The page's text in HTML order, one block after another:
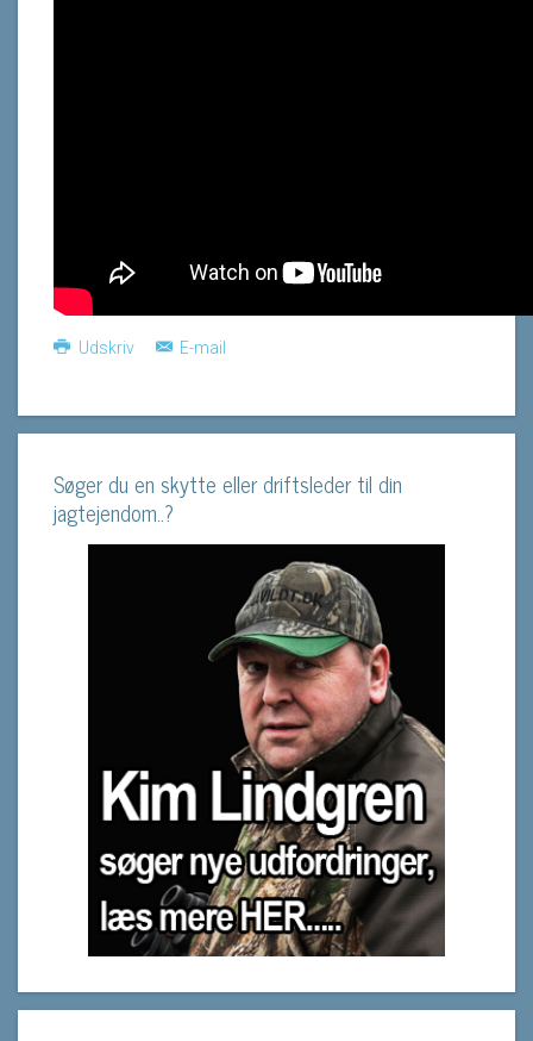
Udskriv E-mail
Søger du en skytte eller driftsleder til din
jagtejendom..?